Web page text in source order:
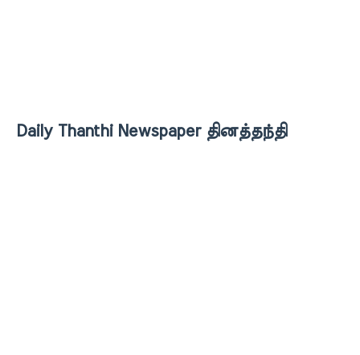
Daily Thanthi Newspaper தினத்தந்தி